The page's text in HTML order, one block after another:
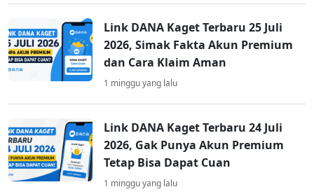
Link DANA Kaget Terbaru 25 Juli
2026, Simak Fakta Akun Premium
dan Cara Klaim Aman
1 minggu yang lalu
Link DANA Kaget Terbaru 24 Juli
2026, Gak Punya Akun Premium
Tetap Bisa Dapat Cuan
1 minggu yang lalu